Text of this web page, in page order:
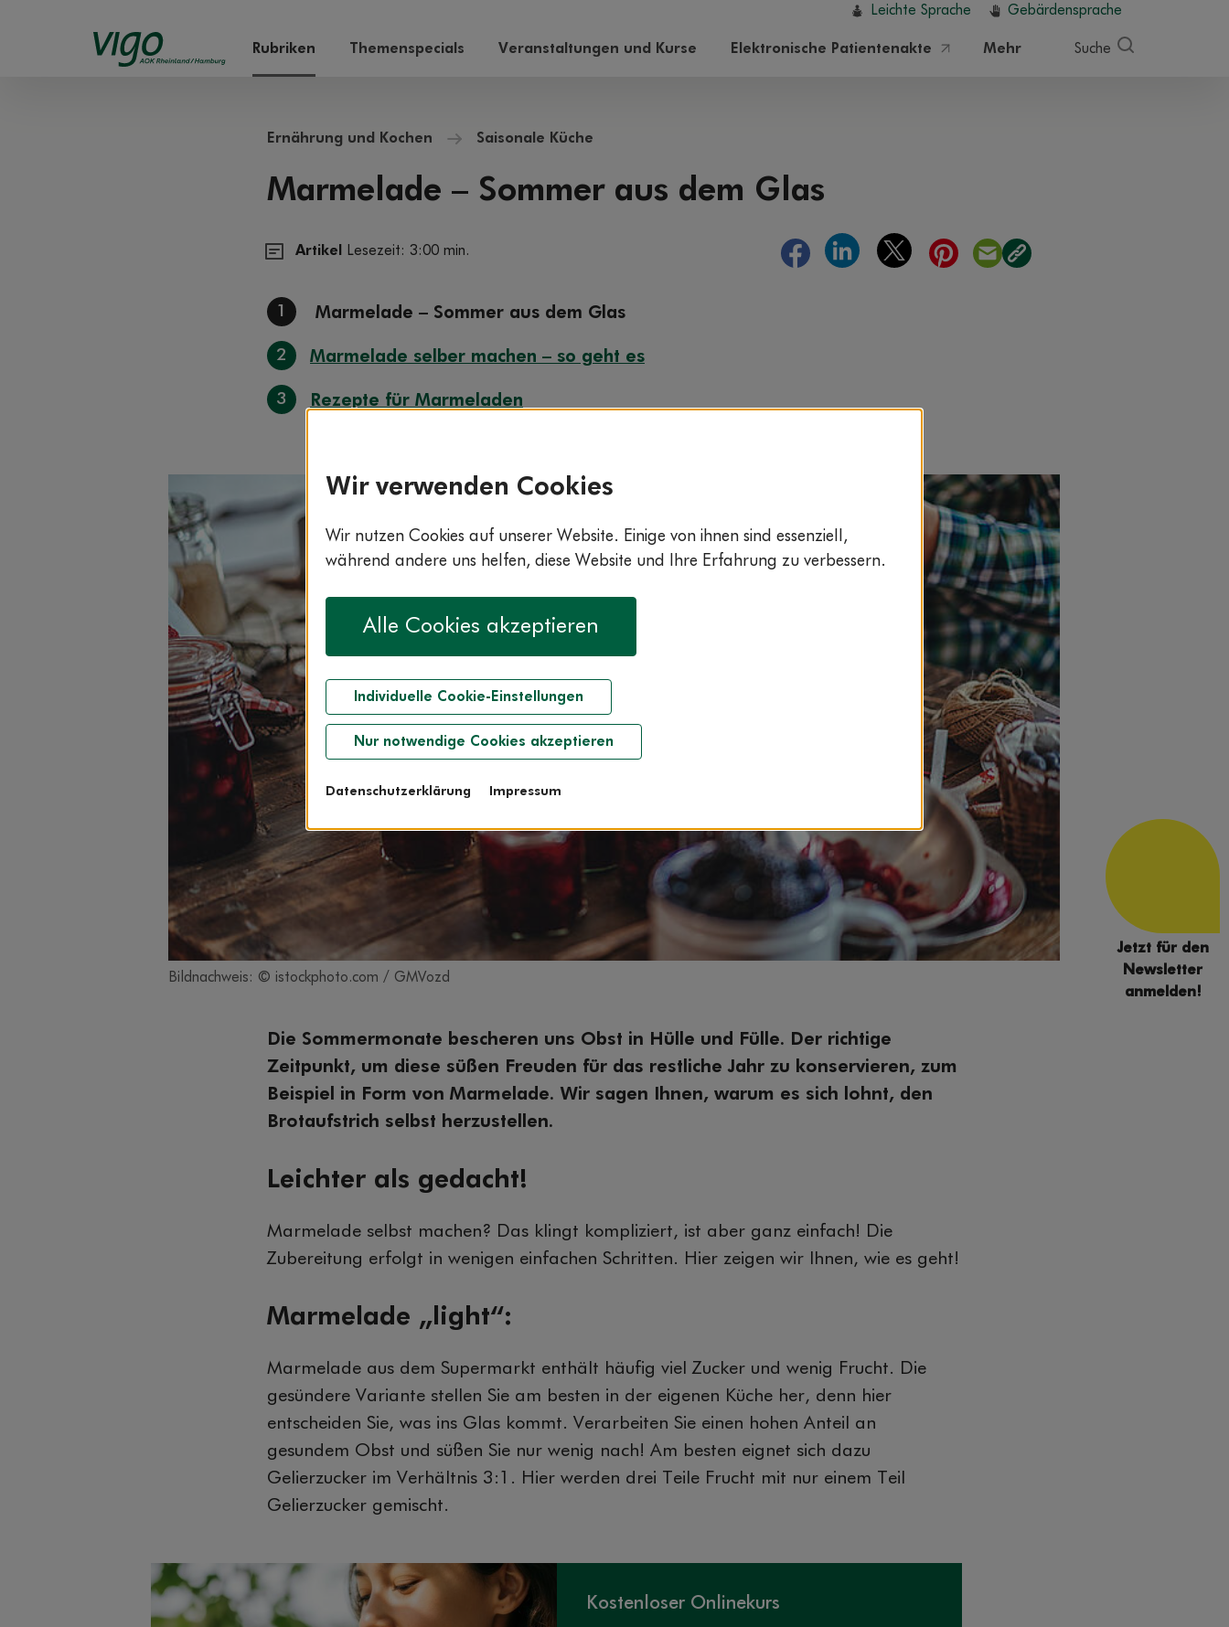
Leichte Sprache Gebärdensprache
Rubriken Themenspecials Veranstaltungen und Kurse Elektronische Patientenakte Mehr Suche
Ernährung und Kochen Saisonale Küche
Marmelade – Sommer aus dem Glas
Artikel Lesezeit: 3:00 min.
1 Marmelade – Sommer aus dem Glas
2 Marmelade selber machen – so geht es
3 Rezepte für Marmeladen
Bildnachweis: © istockphoto.com / GMVozd
Die Sommermonate bescheren uns Obst in Hülle und Fülle. Der richtige
Zeitpunkt, um diese süßen Freuden für das restliche Jahr zu konservieren, zum
Beispiel in Form von Marmelade. Wir sagen Ihnen, warum es sich lohnt, den
Brotaufstrich selbst herzustellen.
Leichter als gedacht!
Marmelade selbst machen? Das klingt kompliziert, ist aber ganz einfach! Die
Zubereitung erfolgt in wenigen einfachen Schritten. Hier zeigen wir Ihnen, wie es geht!
Marmelade „light“:
Marmelade aus dem Supermarkt enthält häufig viel Zucker und wenig Frucht. Die
gesündere Variante stellen Sie am besten in der eigenen Küche her, denn hier
entscheiden Sie, was ins Glas kommt. Verarbeiten Sie einen hohen Anteil an
gesundem Obst und süßen Sie nur wenig nach! Am besten eignet sich dazu
Gelierzucker im Verhältnis 3:1. Hier werden drei Teile Frucht mit nur einem Teil
Gelierzucker gemischt.
Kostenloser Onlinekurs
Jetzt für den
Newsletter
anmelden!
Wir verwenden Cookies
Wir nutzen Cookies auf unserer Website. Einige von ihnen sind essenziell,
während andere uns helfen, diese Website und Ihre Erfahrung zu verbessern.
Alle Cookies akzeptieren
Individuelle Cookie-Einstellungen
Nur notwendige Cookies akzeptieren
Datenschutzerklärung Impressum